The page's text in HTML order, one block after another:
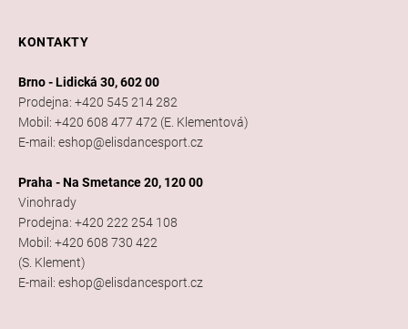
KONTAKTY
Brno - Lidická 30, 602 00
Prodejna: +420 545 214 282
Mobil: +420 608 477 472 (E. Klementová)
E-mail: eshop@elisdancesport.cz
Praha - Na Smetance 20, 120 00
Vinohrady
Prodejna: +420 222 254 108
Mobil: +420 608 730 422
(S. Klement)
E-mail: eshop@elisdancesport.cz